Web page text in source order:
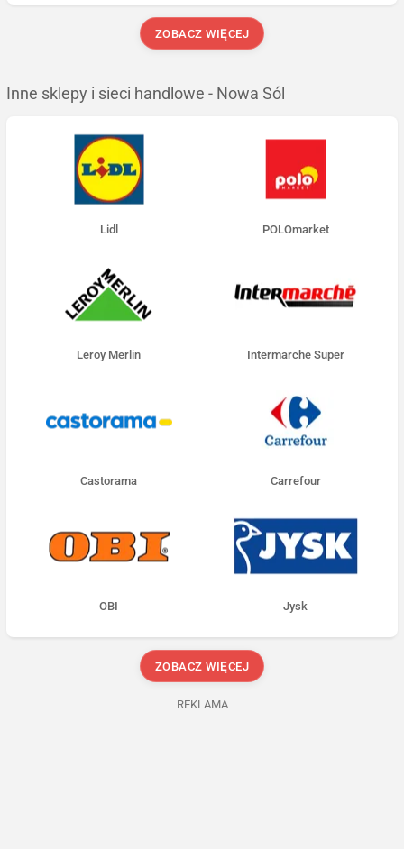
ZOBACZ WIĘCEJ
Inne sklepy i sieci handlowe - Nowa Sól
Lidl POLOmarket
Leroy Merlin Intermarche Super
Castorama Carrefour
OBI Jysk
ZOBACZ WIĘCEJ
REKLAMA